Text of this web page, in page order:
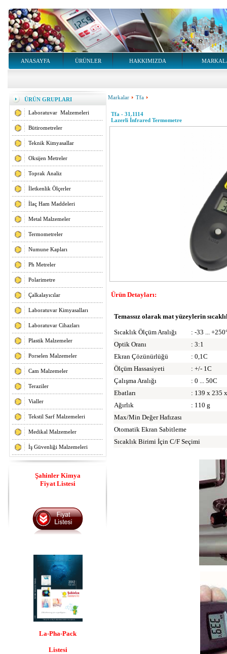
ANASAYFA ÜRÜNLER HAKKIMIZDA
ÜRÜN GRUPLARI
Laboratuvar Malzemeleri
Bütirometreler
Teknik Kimyasallar
Oksijen Metreler
Toprak Analiz
İletkenlik Ölçerler
İlaç Ham Maddeleri
Metal Malzemeler
Termometreler
Numune Kapları
Ph Metreler
Polarimetre
Çalkalayıcılar
Laboratuvar Kimyasalları
Laboratuvar Cihazları
Plastik Malzemeler
Porselen Malzemeler
Cam Malzemeler
Teraziler
Vialler
Tekstil Sarf Malzemeleri
Medikal Malzemeler
İş Güvenliği Malzemeleri
Şahinler Kimya
Fiyat Listesi
La-Pha-Pack
Listesi
Markalar Tfa
Tfa - 31.1114
Lazerli İnfrared Termometre
Ürün Detayları:
Temassız olarak mat yüzeylerin
Sıcaklık Ölçüm Aralığı
: -33 ...
Optik Oranı
: 3:1
Ekran Çözünürlüğü
: 0,1C
Ölçüm Hassasiyeti
: +/- 1C
Çalışma Aralığı
: 0 ... 50C
Ebatları
: 139 x 235
Ağırlık
: 110 g
Max/Min Değer Hafızası
Otomatik Ekran Sabitleme
Sıcaklık Birimi İçin C/F Seçimi